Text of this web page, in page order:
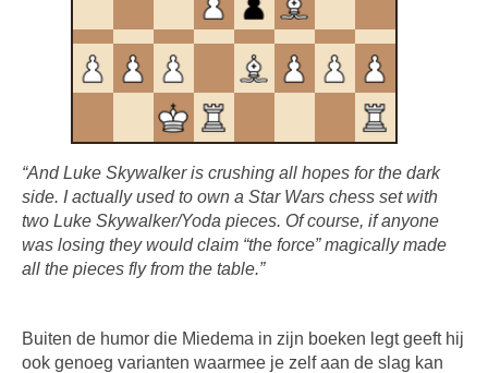
“And Luke Skywalker is crushing all hopes for the dark
side. I actually used to own a Star Wars chess set with
two Luke Skywalker/Yoda pieces. Of course, if anyone
was losing they would claim “the force” magically made
all the pieces fly from the table.”
Buiten de humor die Miedema in zijn boeken legt geeft hij
ook genoeg varianten waarmee je zelf aan de slag kan